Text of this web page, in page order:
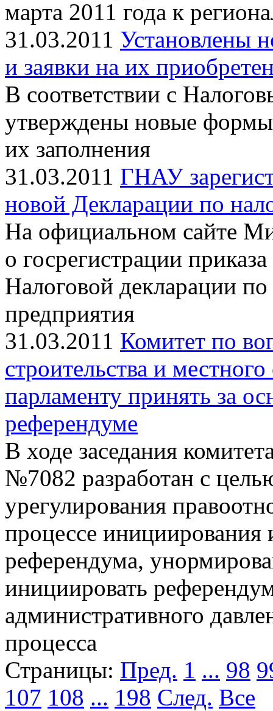
марта 2011 года к
31.03.2011 Установлены
и заявки на их
В соответствии с
утверждены новые
их заполнения
31.03.2011 ГНАУ
новой Декларации по
На официальном сайте
о госрегистрации
Налоговой декларации
предприятия
31.03.2011 Комитет по
строительства и
парламенту принять за
референдуме
В ходе заседания
№7082 разработан с
урегулирования
процессе инициирования
референдума,
инициировать
административного
процесса
Страницы: Пред. 1 ... 98
107 108 ... 198 След. Все